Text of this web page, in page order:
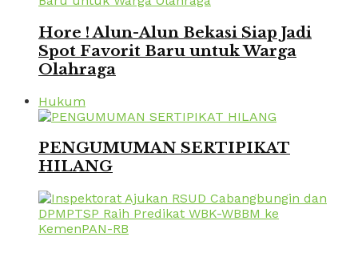
Hore ! Alun-Alun Bekasi Siap Jadi
Spot Favorit Baru untuk Warga
Olahraga
Hukum
PENGUMUMAN SERTIPIKAT
HILANG